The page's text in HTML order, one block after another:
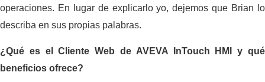
operaciones. En lugar de explicarlo yo, dejemos que Brian lo
describa en sus propias palabras.
¿Qué es el Cliente Web de AVEVA InTouch HMI y qué
beneficios ofrece?